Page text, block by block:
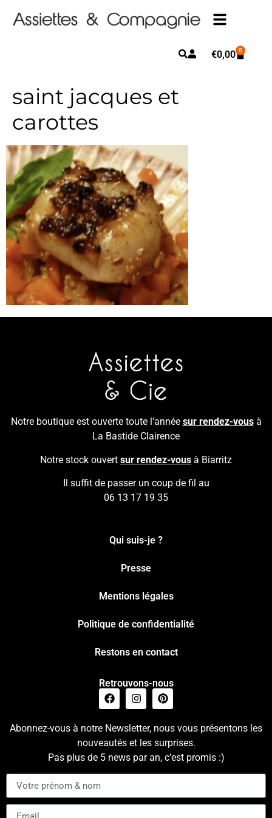
€0,00 0
saint jacques et
carottes
Notre boutique est ouverte toute l’année sur rendez-vousà
La Bastide Clairence
Notre stock ouvert sur rendez-vous à Biarritz
Il suffit de passer un coup de fil au
06 13 17 19 35
Qui suis-je ?
Presse
Mentions légales
Politique de confidentialité
Restons en contact
Retrouvons-nous
Abonnez-vous à notre Newsletter, nous vous présentons les
nouveautés et les surprises.
Pas plus de 5 news par an, c’est promis :)